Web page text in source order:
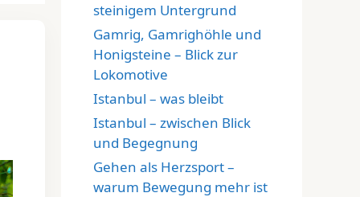
steinigem Untergrund
Gamrig, Gamrighöhle und
Honigsteine – Blick zur
Lokomotive
Istanbul – was bleibt
Istanbul – zwischen Blick
und Begegnung
Gehen als Herzsport –
warum Bewegung mehr ist